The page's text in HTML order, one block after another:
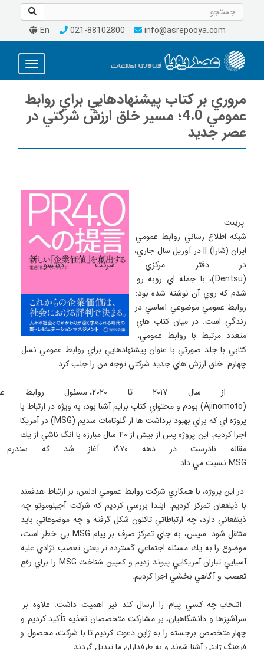
En 021-88102800 info@asrepooya.com
Toggle
مروري بر كتاب پيشنهادهايي براي روابط
عمومي 4.0؛ مسير خلق ارزش شركتي در
عصر جديد
شبكه اطلاع رساني روابط عمومي
ايران (شارا) || در آوريل سال جاري،
در دفتر مركزي شركت دنتسو
(Dentsu)، با جمله اي روبه رو
شدم كه روي آن نوشته شده بود:
روابط عمومي موضوعي اساسي در
زندگي است. در ميان كتاب هاي
متعدد مرتبط با روابط عمومي،
كتابي با جلد صورتي با عنوان پيشنهادهايي براي روابط عمومي نسل
از سال ۲۰۱۷ تا ۲۰۲۰،
(Ajinomoto) بودم و محتواي كتاب برايم آشنا بود، به ويژه در ارتباط با
پروژه اي كه براي بهبود برداشت ها از گلوتامات سديم (MSG) در آمريكا
اجرا كرديم. اين پروژه پس از بيش از ۴۰ سال مبارزه با انگ ناشي از يك
مقاله نادرست در دهه ۱۹۷۰
در اين پروژه، با همكاري شركت روابط عمومي ادلمن، بر ارتباط هدفمند
با ذينفعان تمركز كرديم. ابتدا بررسي كرديم كه شركت آجينوموتو چه
ذينفعاني دارد، چه ارتباطاتي تاكنون شكل گرفته و چه موضوعاتي بايد
منتقل شود. سپس، به جاي تمركز صرف بر پيام MSG بي خطر است،
موضوع را به يك مسئله اجتماعي گسترده تر يعني تعصب نژادي عليه
آسيايي تباران آمريكايي پيوند زديم و كمپين شناخت MSG را براي رفع
انتخاب چه كسي پيام را ارسال كند نيز اهميت داشت. علاوه بر
سرآشپزها و دانشگاهيان، بر مشاركت متخصصان تغذيه تأكيد كرديم و
چهار متخصص برجسته را به ژاپن دعوت كرديم تا با شركت، محصول و